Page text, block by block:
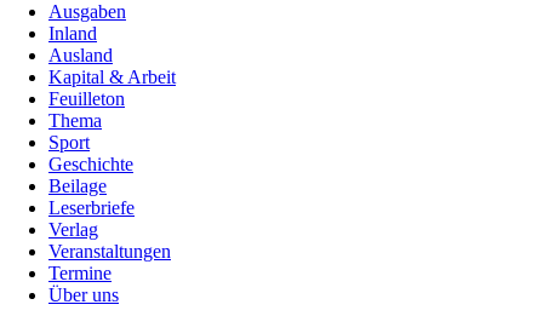
Ausgaben
Inland
Ausland
Kapital & Arbeit
Feuilleton
Thema
Sport
Geschichte
Beilage
Leserbriefe
Verlag
Veranstaltungen
Termine
Über uns